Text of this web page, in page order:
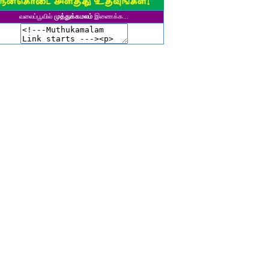
தனசேகரன்
ஹரிஹரன்
வலைப்பூவில் முத்துக்கமலம் இணைக்க...